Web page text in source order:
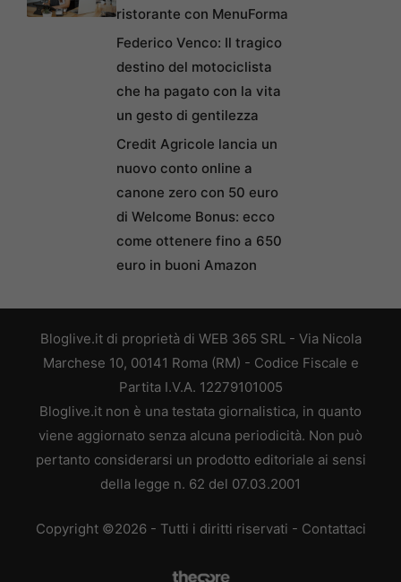
ristorante con MenuForma
Federico Venco: Il tragico
destino del motociclista
che ha pagato con la vita
un gesto di gentilezza
Credit Agricole lancia un
nuovo conto online a
canone zero con 50 euro
di Welcome Bonus: ecco
come ottenere fino a 650
euro in buoni Amazon
Bloglive.it di proprietà di WEB 365 SRL - Via Nicola
Marchese 10, 00141 Roma (RM) - Codice Fiscale e
Partita I.V.A. 12279101005
Bloglive.it non è una testata giornalistica, in quanto
viene aggiornato senza alcuna periodicità. Non può
pertanto considerarsi un prodotto editoriale ai sensi
della legge n. 62 del 07.03.2001
Copyright ©2026 - Tutti i diritti riservati - Contattaci